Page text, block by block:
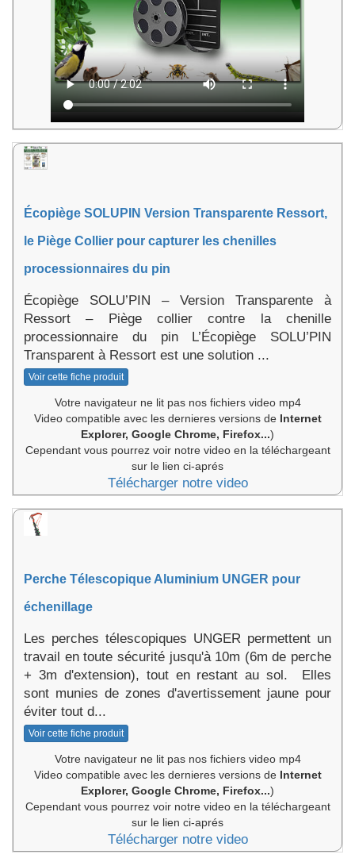
Écopiège SOLUPIN Version Transparente Ressort,
le Piège Collier pour capturer les chenilles
processionnaires du pin
Écopiège SOLU’PIN – Version Transparente à
Ressort – Piège collier contre la chenille
processionnaire du pin L’Écopiège SOLU’PIN
Transparent à Ressort est une solution ...
Voir cette fiche produit
Votre navigateur ne lit pas nos fichiers video mp4
Video compatible avec les dernieres versions de Internet
Explorer, Google Chrome, Firefox...)
Cependant vous pourrez voir notre video en la téléchargeant
sur le lien ci-aprés
Télécharger notre video
Perche Télescopique Aluminium UNGER pour
échenillage
Les perches télescopiques UNGER permettent un
travail en toute sécurité jusqu'à 10m (6m de perche
+ 3m d'extension), tout en restant au sol. Elles
sont munies de zones d'avertissement jaune pour
éviter tout d...
Voir cette fiche produit
Votre navigateur ne lit pas nos fichiers video mp4
Video compatible avec les dernieres versions de Internet
Explorer, Google Chrome, Firefox...)
Cependant vous pourrez voir notre video en la téléchargeant
sur le lien ci-aprés
Télécharger notre video